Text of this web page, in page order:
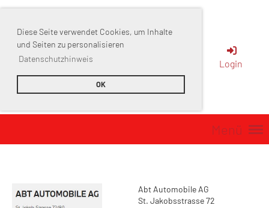
Diese Seite verwendet Cookies, um Inhalte
und Seiten zu personalisieren
Datenschutzhinweis
OK
Sportverein
Muttenz
Login
Menü
Abt Automobile AG
St. Jakobsstrasse 72